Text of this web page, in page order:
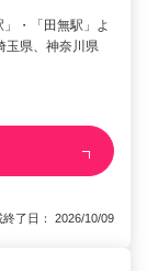
・「田無駅」よ
玉県、神奈川県
了日： 2026/10/09